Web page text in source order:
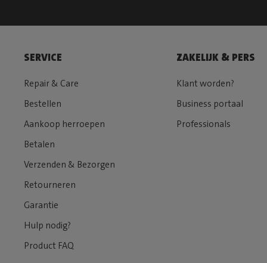
SERVICE
Repair & Care
Bestellen
Aankoop herroepen
Betalen
Verzenden & Bezorgen
Retourneren
Garantie
Hulp nodig?
Product FAQ
ZAKELIJK & PERS
Klant worden?
Business portaal
Professionals